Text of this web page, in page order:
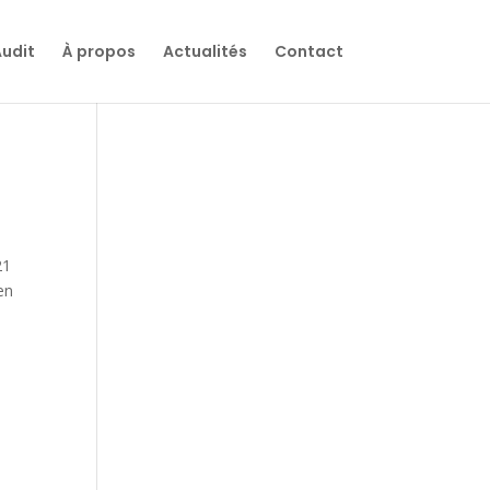
À propos Actualités Contact